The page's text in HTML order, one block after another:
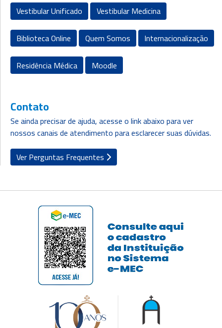
SOU
EX-
ALUNO
OUVIDORIA
WebmailIntranet
Vestibular Unificado
Vestibular Medicina
Biblioteca Online
Quem Somos
Internacionalização
Residência Médica
Moodle
Contato
Se ainda precisar de ajuda, acesse o link abaixo para ver
nossos canais de atendimento para esclarecer suas dúvidas.
Ver Perguntas Frequentes